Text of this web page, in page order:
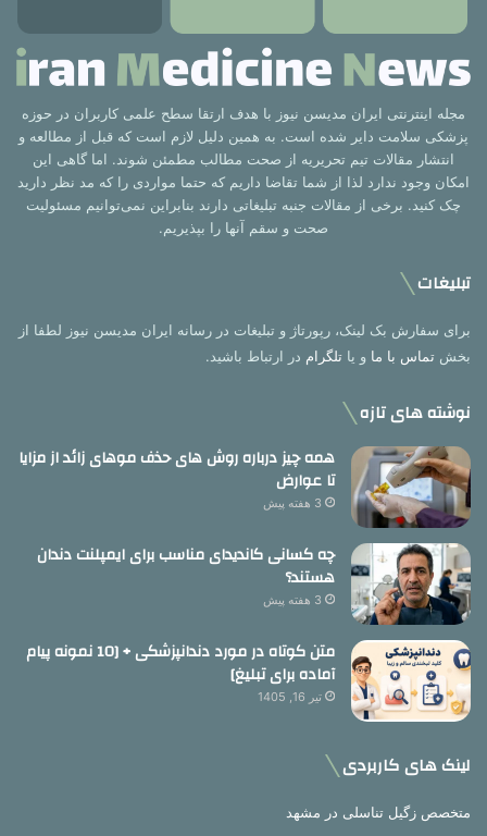
مجله اینترنتی ایران مدیسن نیوز با هدف ارتقا سطح علمی کاربران در حوزه
پزشکی سلامت دایر شده است. به همین دلیل لازم است که قبل از مطالعه و
انتشار مقالات تیم تحریریه از صحت مطالب مطمئن شوند. اما گاهی این
امکان وجود ندارد لذا از شما تقاضا داریم که حتما مواردی را که مد نظر دارید
چک کنید. برخی از مقالات جنبه تبلیغاتی دارند بنابراین نمی‌توانیم مسئولیت
صحت و سقم آنها را بپذیریم.
تبلیغات
برای سفارش بک لینک، رپورتاژ و تبلیغات در رسانه ایران مدیسن نیوز لطفا از
بخش تماس با ما و یا تلگرام در ارتباط باشید.
نوشته های تازه
همه چیز درباره روش های حذف موهای زائد از مزایا
تا عوارض
3 هفته پیش
چه کسانی کاندیدای مناسب برای ایمپلنت دندان
هستند؟
3 هفته پیش
متن کوتاه در مورد دندانپزشکی + [10 نمونه پیام
آماده برای تبلیغ]
تیر 16, 1405
لینک های کاربردی
متخصص زگیل تناسلی در مشهد